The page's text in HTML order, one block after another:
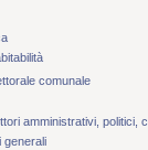
comunale
amministrativi, politici,
generali